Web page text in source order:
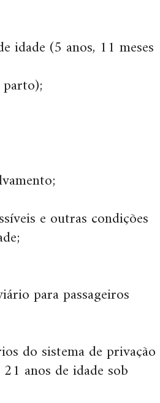
idade (5 anos, 11 meses
e outras condições
para passageiros
do sistema de privação
anos de idade sob